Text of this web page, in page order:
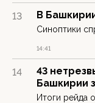
13 В
Синоптики
14:41
14
43
Башкирии
Итоги рейда